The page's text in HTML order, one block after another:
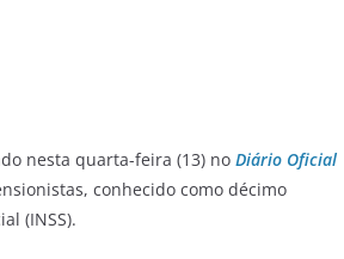
nesta quarta-feira (13) no Diário Oficial
conhecido como décimo
(INSS).